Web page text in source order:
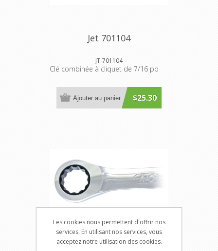
Jet 701104
JT-701104
Clé combinée à cliquet de 7/16 po
$25.30
Ajouter au panier
Jet 701105
Les cookies nous permettent d'offrir nos
services. En utilisant nos services, vous
acceptez notre utilisation des cookies.